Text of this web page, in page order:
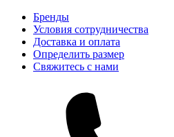
Бренды
Условия сотрудничества
Доставка и оплата
Определить размер
Свяжитесь с нами